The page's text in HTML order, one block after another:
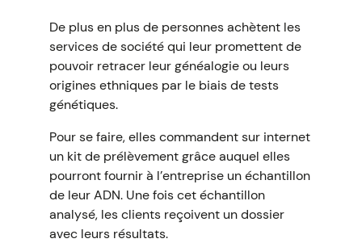
De plus en plus de personnes achètent les
services de société qui leur promettent de
pouvoir retracer leur généalogie ou leurs
origines ethniques par le biais de tests
génétiques.
Pour se faire, elles commandent sur internet
un kit de prélèvement grâce auquel elles
pourront fournir à l’entreprise un échantillon
de leur ADN. Une fois cet échantillon
analysé, les clients reçoivent un dossier
avec leurs résultats.